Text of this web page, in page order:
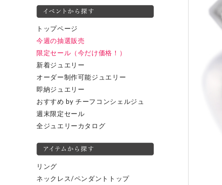
トップページ
今週の抽選販売
限定セール（今だけ価格！）
新着ジュエリー
オーダー制作可能ジュエリー
即納ジュエリー
おすすめ by チーフコンシェルジュ
週末限定セール
全ジュエリーカタログ
リング
ネックレス/ペンダントトップ